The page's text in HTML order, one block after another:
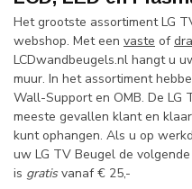
Het grootste assortiment LG
webshop. Met een vaste of
LCDwandbeugels.nl hangt u
muur. In het assortiment
Wall-Support en OMB. De LG
meeste gevallen klant en
kunt ophangen. Als u op
uw LG TV Beugel de
is gratis vanaf € 25,-